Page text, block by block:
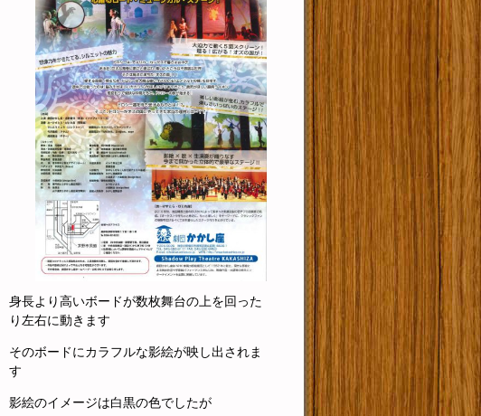
身長より高いボードが数枚舞台の上を回った
り左右に動きます
そのボードにカラフルな影絵が映し出されま
す
影絵のイメージは白黒の色でしたが